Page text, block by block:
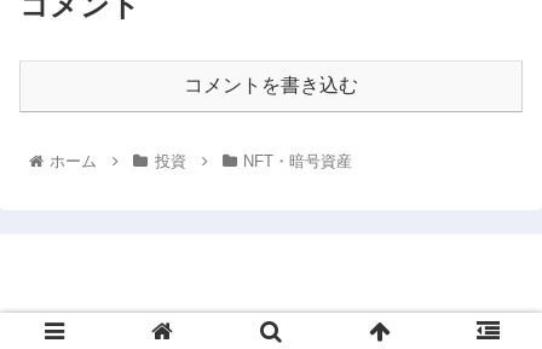
コメントを書き込む
ホーム 投資 NFT・暗号資産
© 2021 将来に向けての資産形成術.